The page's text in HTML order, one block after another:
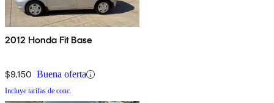
2012 Honda Fit Base
$9,150 Buena oferta
Incluye tarifas de conc.